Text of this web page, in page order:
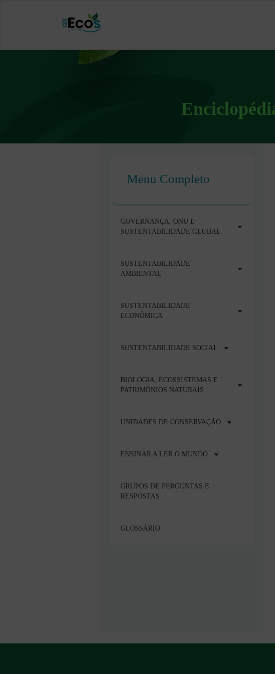
Menu Completo
GOVERNANÇA, ONU E
SUSTENTABILIDADE GLOBAL
SUSTENTABILIDADE
AMBIENTAL
SUSTENTABILIDADE
ECONÔMICA
SUSTENTABILIDADE SOCIAL
BIOLOGIA, ECOSSISTEMAS E
PATRIMÔNIOS NATURAIS
UNIDADES DE CONSERVAÇÃO
ENSINAR A LER O MUNDO
GRUPOS DE PERGUNTAS E
RESPOSTAS
GLOSSÁRIO